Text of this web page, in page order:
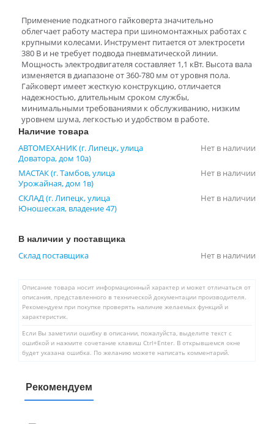
Применение подкатного гайковерта значительно
облегчает работу мастера при шиномонтажных работах с
крупными колесами. Инструмент питается от электросети
380 В и не требует подвода пневматической линии.
Мощность электродвигателя составляет 1,1 кВт. Высота вала
изменяется в диапазоне от 360-780 мм от уровня пола.
Гайковерт имеет жесткую конструкцию, отличается
надежностью, длительным сроком службы,
минимальными требованиями к обслуживанию, низким
уровнем шума, легкостью и удобством в работе.
Наличие товара
АВТОМЕХАНИК (г. Липецк, улица
Доватора, дом 10а)
Нет в наличии
МАСТАК (г. Тамбов, улица
Урожайная, дом 1в)
Нет в наличии
СКЛАД (г. Липецк, улица
Юношеская, владение 47)
Нет в наличии
В наличии у поставщика
Склад поставщика Нет в наличии
Описание товара носит информационный характер и может отличаться от
описания, представленного в технической документации производителя.
Рекомендуем при покупке проверять наличие желаемых функций и
характеристик.
Если Вы заметили ошибку в описании, пожалуйста, выделите текст с
ошибкой и нажмите сочетание клавиш Ctrl+Enter. В открывшемся окне
будет указана ошибка. По желанию можете написать комментарий.
Рекомендуем